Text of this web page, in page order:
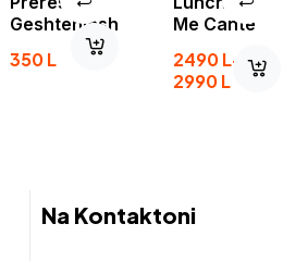
Geshtenjash
350L
Me Cante
2490L–
2990L
Na Kontaktoni